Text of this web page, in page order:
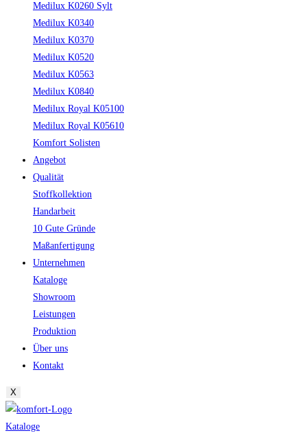
Medilux K0260 Sylt
Medilux K0340
Medilux K0370
Medilux K0520
Medilux K0563
Medilux K0840
Medilux Royal K05100
Medilux Royal K05610
Komfort Solisten
Angebot
Qualität
Stoffkollektion
Handarbeit
10 Gute Gründe
Maßanfertigung
Unternehmen
Kataloge
Showroom
Leistungen
Produktion
Über uns
Kontakt
X
Kataloge